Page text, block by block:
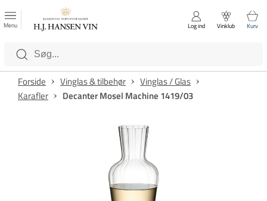
Luk
Kategorier
Menu Log ind Vinklub Kurv
Forside Vinglas & tilbehør
Vinglas / Glas
Karafler
Decanter Mosel Machine 1419/03